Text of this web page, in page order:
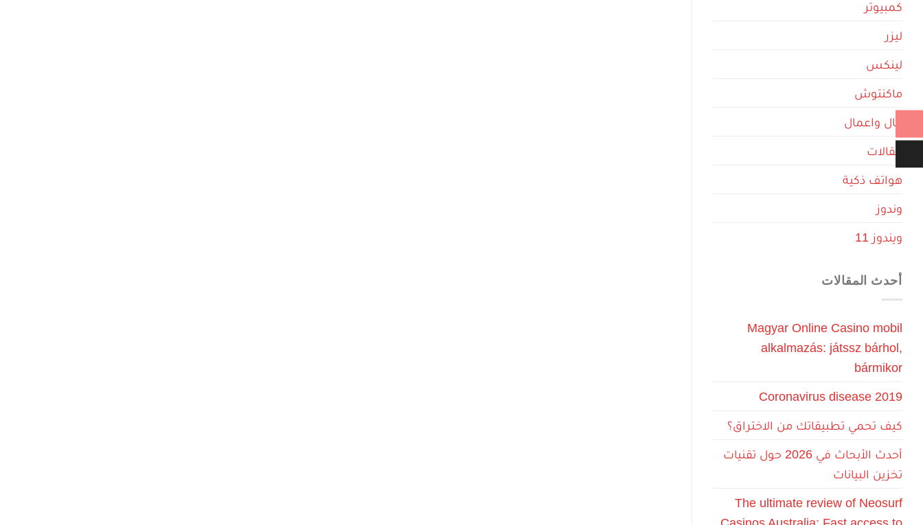
كمبيوتر
ليزر
لينكس
ماكنتوش
مال واعمال
مقالات
هواتف ذكية
وندوز
ويندوز 11
أحدث المقالات
Magyar Online Casino mobil
alkalmazás: játssz bárhol,
bármikor
Coronavirus disease 2019
كيف تحمي تطبيقاتك من الاختراق؟
أحدث الأبحاث في 2026 حول تقنيات
تخزين البيانات
The ultimate review of Neosurf